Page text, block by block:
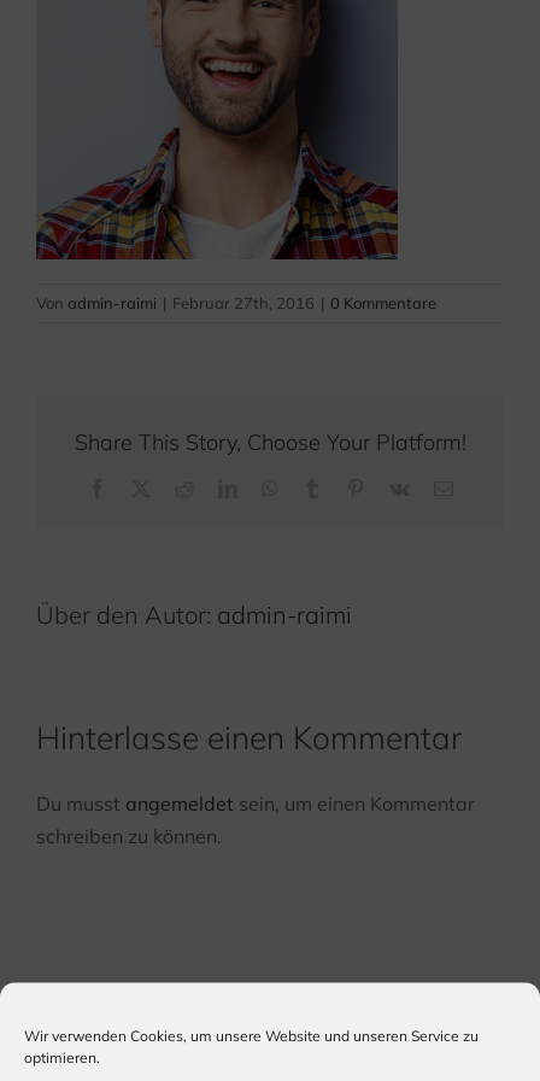
Wir verwenden Cookies, um unsere Website und unseren Service zu
optimieren.
Von admin-raimi | Februar 27th, 2016 | 0 Kommentare
Share This Story, Choose Your Platform!
Über den Autor: admin-raimi
Hinterlasse einen Kommentar
Du musst angemeldet sein, um einen Kommentar
schreiben zu können.